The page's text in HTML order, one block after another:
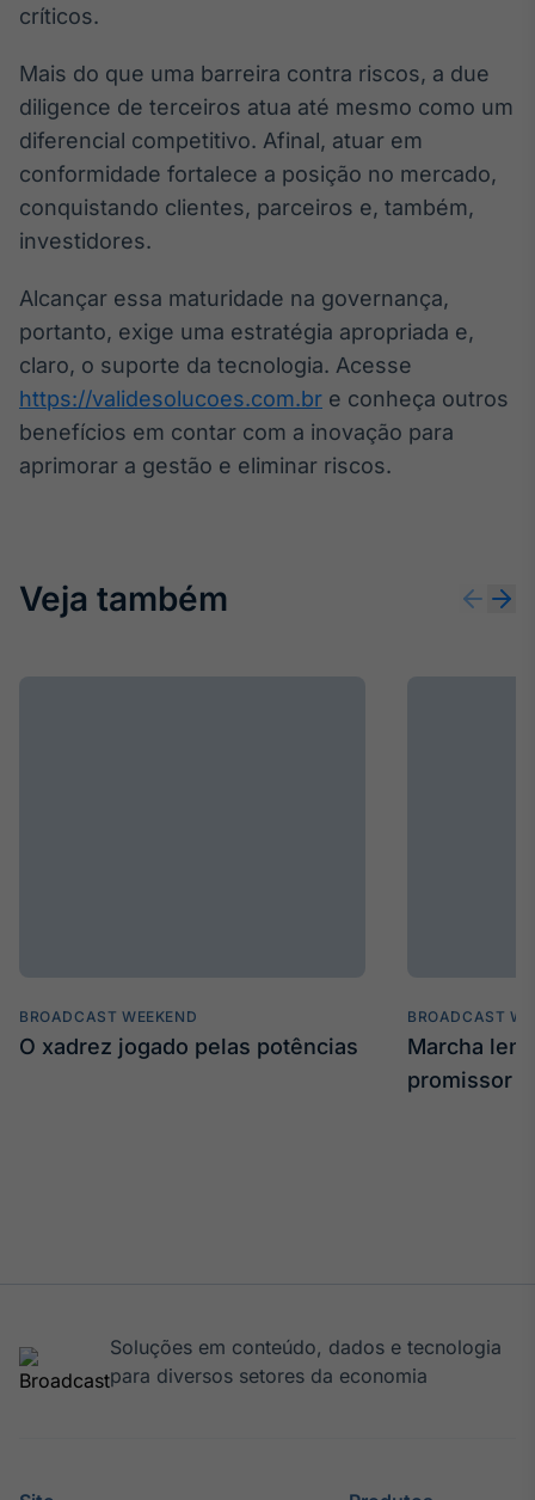
críticos.
Mais do que uma barreira contra riscos, a due
diligence de terceiros atua até mesmo como um
diferencial competitivo. Afinal, atuar em
conformidade fortalece a posição no mercado,
conquistando clientes, parceiros e, também,
investidores.
Alcançar essa maturidade na governança,
portanto, exige uma estratégia apropriada e,
claro, o suporte da tecnologia. Acesse
https://validesolucoes.com.br e conheça outros
benefícios em contar com a inovação para
aprimorar a gestão e eliminar riscos.
Veja também
BROADCAST WEEKEND
O xadrez jogado pelas potências
BROADCAST
Marcha
promissor
Soluções em conteúdo, dados e tecnologia
para diversos setores da economia